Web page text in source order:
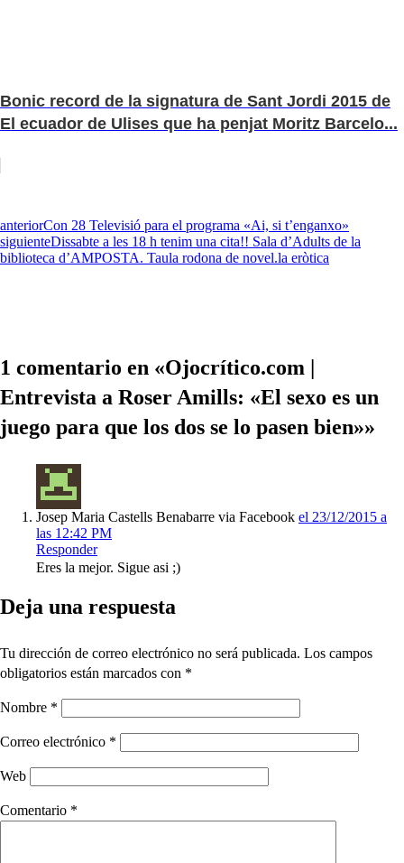
Bonic record de la signatura de Sant Jordi 2015 de
El ecuador de Ulises que ha penjat Moritz Barcelo...
anteriorCon 28 Televisió para el programa «Ai, si t’enganxo»
siguienteDissabte a les 18 h tenim una cita!! Sala d’Adults de la
biblioteca d’AMPOSTA. Taula rodona de novel.la eròtica
1 comentario en «Ojocrítico.com |
Entrevista a Roser Amills: «El sexo es un
juego para que los dos se lo pasen bien»»
Josep Maria Castells Benabarre via Facebook el 23/12/2015 a
las 12:42 PM
Responder
Eres la mejor. Sigue asi ;)
Deja una respuesta
Tu dirección de correo electrónico no será publicada. Los campos
obligatorios están marcados con *
Nombre *
Correo electrónico *
Web
Comentario *